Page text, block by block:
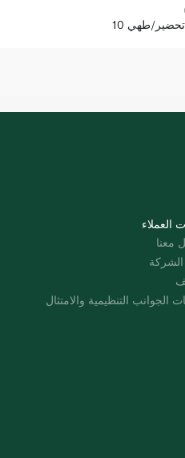
تحضير/طهي
العملاء
معنا
الشركة
الجوانب التنظيمية والامتثال